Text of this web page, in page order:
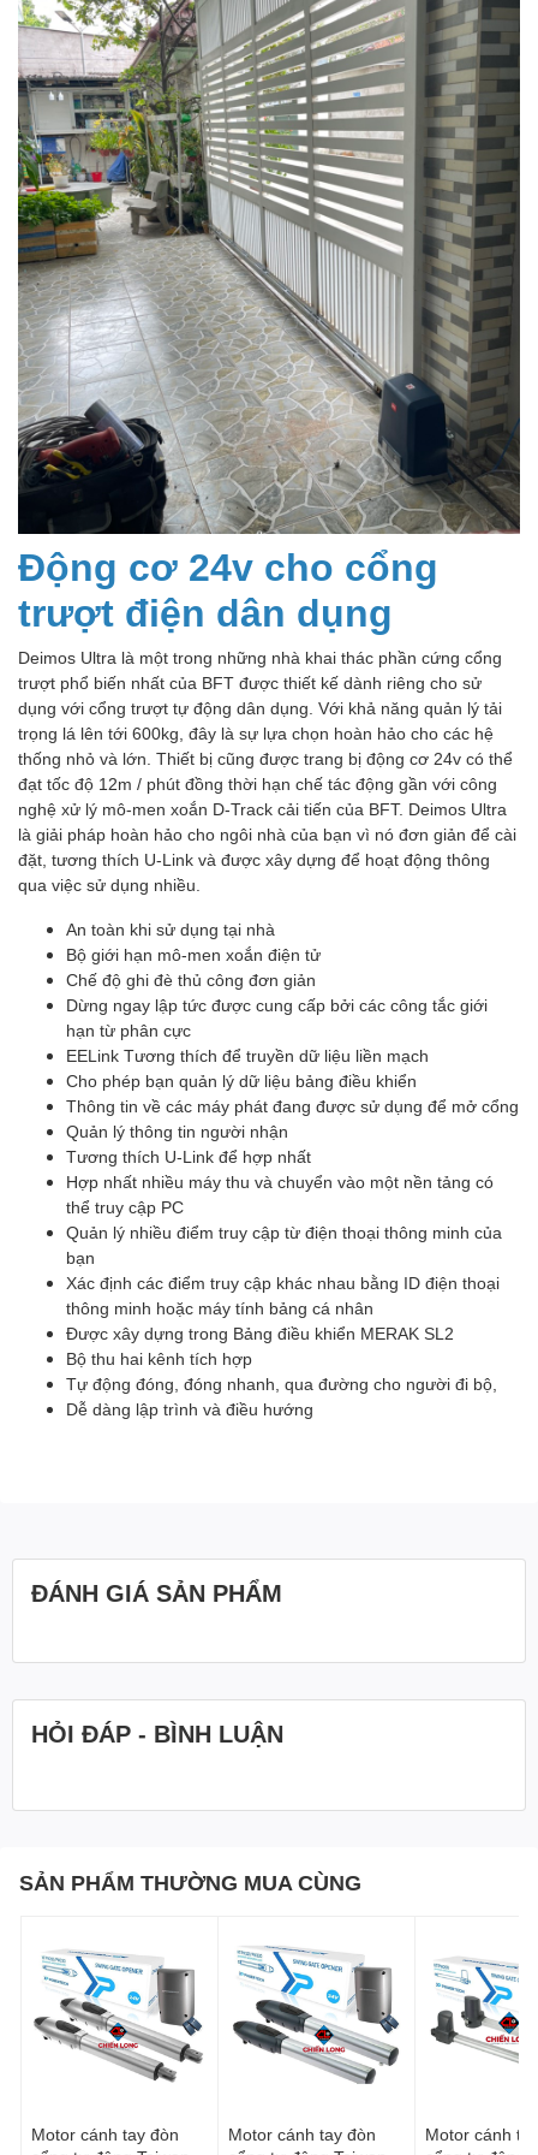
Động cơ 24v cho cổng
trượt điện dân dụng
Deimos Ultra là một trong những nhà khai thác phần cứng cổng
trượt phổ biến nhất của BFT được thiết kế dành riêng cho sử
dụng với cổng trượt tự động dân dụng. Với khả năng quản lý tải
trọng lá lên tới 600kg, đây là sự lựa chọn hoàn hảo cho các hệ
thống nhỏ và lớn. Thiết bị cũng được trang bị động cơ 24v có thể
đạt tốc độ 12m / phút đồng thời hạn chế tác động gần với công
nghệ xử lý mô-men xoắn D-Track cải tiến của BFT. Deimos Ultra
là giải pháp hoàn hảo cho ngôi nhà của bạn vì nó đơn giản để cài
đặt, tương thích U-Link và được xây dựng để hoạt động thông
qua việc sử dụng nhiều.
An toàn khi sử dụng tại nhà
Bộ giới hạn mô-men xoắn điện tử
Chế độ ghi đè thủ công đơn giản
Dừng ngay lập tức được cung cấp bởi các công tắc giới
hạn từ phân cực
EELink Tương thích để truyền dữ liệu liền mạch
Cho phép bạn quản lý dữ liệu bảng điều khiển
Thông tin về các máy phát đang được sử dụng để mở cổng
Quản lý thông tin người nhận
Tương thích U-Link để hợp nhất
Hợp nhất nhiều máy thu và chuyển vào một nền tảng có
thể truy cập PC
Quản lý nhiều điểm truy cập từ điện thoại thông minh của
bạn
Xác định các điểm truy cập khác nhau bằng ID điện thoại
thông minh hoặc máy tính bảng cá nhân
Được xây dựng trong Bảng điều khiển MERAK SL2
Bộ thu hai kênh tích hợp
Tự động đóng, đóng nhanh, qua đường cho người đi bộ,
Dễ dàng lập trình và điều hướng
ĐÁNH GIÁ SẢN PHẨM
HỎI ĐÁP - BÌNH LUẬN
SẢN PHẨM THƯỜNG MUA CÙNG
Motor cánh tay đòn
Motor cánh tay đòn
Motor cánh